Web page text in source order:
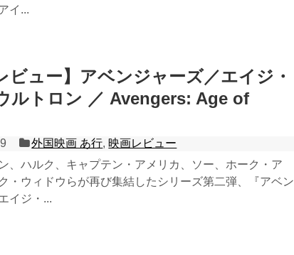
イ...
ビュー】アベンジャーズ／エイジ・
ルトロン ／ Avengers: Age of
外国映画 あ行, 映画レビュー
、ハルク、キャプテン・アメリカ、ソー、ホーク・ア
・ウィドウらが再び集結したシリーズ第二弾、『アベン
イジ・...